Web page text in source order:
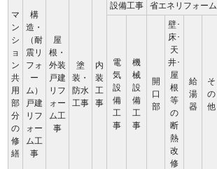
マ
ン
シ
ョ
ン
共
用
部
分
の
修
繕
構
造・
（耐
震リ
フォ
ー
ム）
戸建
リフ
ォー
ム工
事
屋
根・
外装
戸建
リフ
ォー
ム工
事
塗
装・
防水
工事
内
装
工
事
設備工事 省エネリフォーム
電
気
設
備
工
事
機
械
設
備
工
事
開
口
部
壁･
床･
天
井･
屋
根
等
の
断
熱
改
修
給
湯
器
そ
の
他